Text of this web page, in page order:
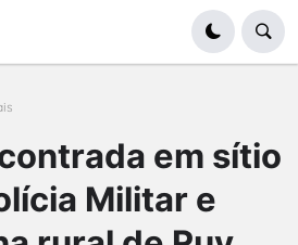
em sítio
Militar e